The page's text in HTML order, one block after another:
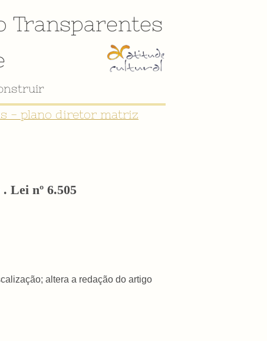
Transparentes
- plano diretor matriz
Lei nº 6.505
altera a redação do artigo